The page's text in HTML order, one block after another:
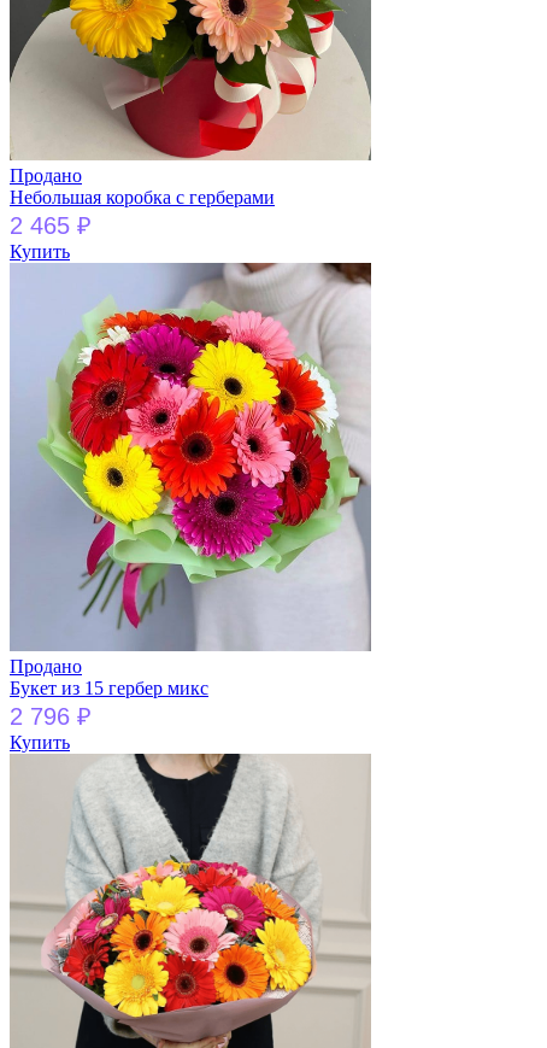
Продано
Небольшая коробка с герберами
2 465 ₽
Купить
Продано
Букет из 15 гербер микс
2 796 ₽
Купить